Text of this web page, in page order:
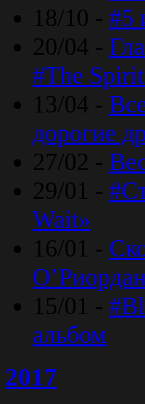
18/10 - #5
20/04 -
#The
13/04 -
дорогие
27/02 -
29/01 -
Wait»
16/01 -
15/01 -
альбом
2017